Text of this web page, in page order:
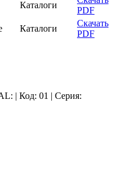
Каталоги
PDF
Каталоги
Скачать
PDF
| Код: 01 | Серия: